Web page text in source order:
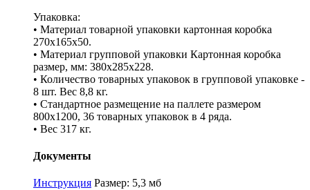
Упаковка:
• Материал товарной упаковки картонная коробка
270х165х50.
• Материал групповой упаковки Картонная коробка
размер, мм: 380х285х228.
• Количество товарных упаковок в групповой упаковке -
8 шт. Вес 8,8 кг.
• Стандартное размещение на паллете размером
800х1200, 36 товарных упаковок в 4 ряда.
• Вес 317 кг.
Документы
Инструкция Размер: 5,3 мб